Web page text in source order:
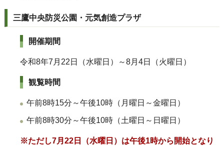
三鷹中央防災公園・元気創造プラザ
開催期間
令和8年7月22日（水曜日）～8月4日（火曜日）
観覧時間
午前8時15分～午後10時（月曜日～金曜日）
午前8時30分～午後10時（土曜日～日曜日）
※ただし7月22日（水曜日）は午後1時から開始となり